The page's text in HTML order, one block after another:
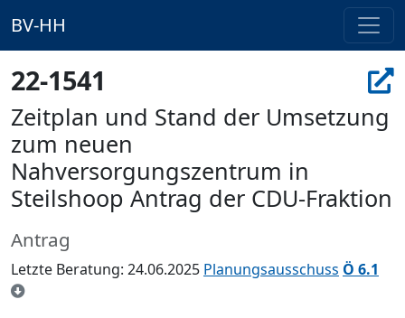
BV-HH
22-1541
Zeitplan und Stand der Umsetzung
zum neuen
Nahversorgungszentrum in
Steilshoop Antrag der CDU-Fraktion
Antrag
Letzte Beratung: 24.06.2025 Planungsausschuss Ö 6.1